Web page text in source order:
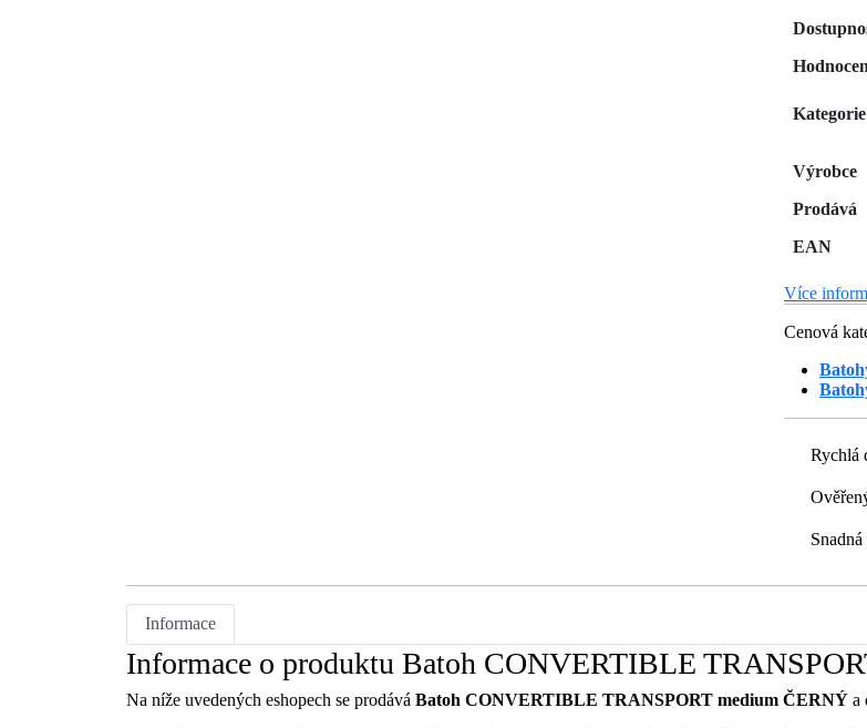
Kategorie
Výrobce
Prodává
EAN
Více
Cenová
Rychlá
Informace
Informace o produktu Batoh CONVERTIBLE
Na níže uvedených eshopech se prodává Batoh CONVERTIBLE TRANSPORT medium ČERNÝ a